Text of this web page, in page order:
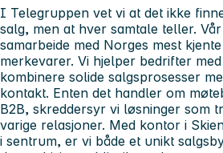
I Telegruppen vet vi at det ikke
salg, men at hver samtale teller.
samarbeide med Norges mest
merkevarer. Vi hjelper bedrifter
kombinere solide salgsprosesser
kontakt. Enten det handler om
B2B, skreddersyr vi løsninger som
varige relasjoner. Med kontor i
i sentrum, er vi både et unikt